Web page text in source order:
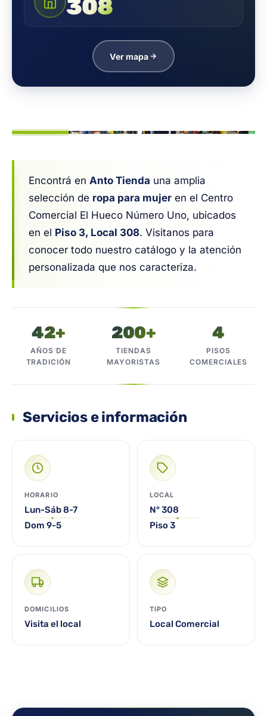
308
Ver mapa
Encontrá en Anto Tienda una amplia
selección de ropa para mujer en el Centro
Comercial El Hueco Número Uno, ubicados
en el Piso 3, Local 308. Visitanos para
conocer todo nuestro catálogo y la atención
personalizada que nos caracteriza.
42+
AÑOS DE
TRADICIÓN
200+
TIENDAS
MAYORISTAS
4
PISOS
COMERCIALES
Servicios e información
HORARIO
Lun-Sáb 8-7
Dom 9-5
LOCAL
N° 308
Piso 3
DOMICILIOS
Visita el local
TIPO
Local Comercial